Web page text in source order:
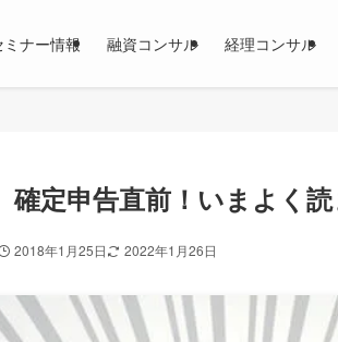
ミナー情報 融資コンサル 経理コンサル
確定申告直前！いまよく
2018年1月25日 2022年1月26日